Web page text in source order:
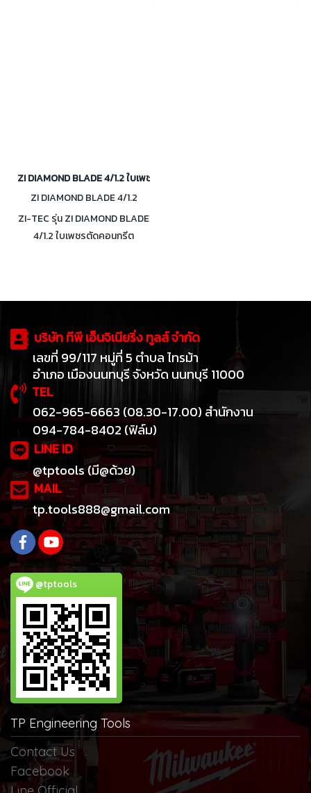
ZI DIAMOND BLADE 4/1.2 ใบเพชรตัดคอนกรีต Supper Turbo 4" (บางพิ
ZI DIAMOND BLADE 4/1.2
ZI-TEC รุ่น ZI DIAMOND BLADE
4/1.2 ใบเพชรตัดคอนกรีต
บริษัท ทีพี เอ็นจิเนียริ่ง ทูลส์ จำกัด
เลขที่ 99/117 หมู่ที่ 5 ตำบล ไทรม้า
อำเภอ เมืองนนทบุรี จังหวัด นนทบุรี 11000
TEL
062-965-6663 (08.30-17.00) สำนักงาน
094-784-8402 (ฟิล์ม)
LINE ID
@tptools (มี@ด้วย)
MAIL
tp.tools888@gmail.com
@tptools
TP Engineering Tools
Contact Us
Facebook